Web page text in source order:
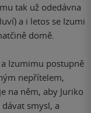
tak už odedávna
a i letos se Izumi
domě.
a Izumimu postupně
nepřítelem,
na něm, aby Juriko
smysl, a